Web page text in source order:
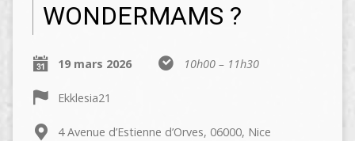
WONDERMAMS ?
19 mars 2026 10h00 – 11h30
Ekklesia21
4 Avenue d’Estienne d’Orves, 06000, Nice